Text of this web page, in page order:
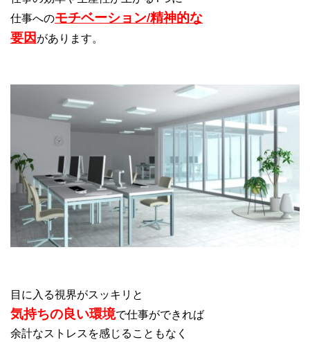
仕事へのモチベーション/精神的な
要因があります。
目に入る視界がスッキリと
気持ちの良い環境で仕事ができれば
余計なストレスを感じることもなく